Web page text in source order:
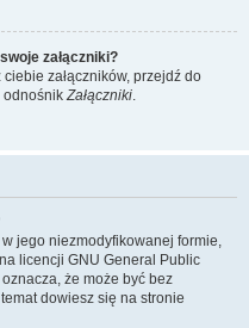
załączniki?
załączników, przejdź do
odnośnikZałączniki.
jego niezmodyfikowanej formie,
licencji GNU General Public
że może być bez
dowiesz się na stronie